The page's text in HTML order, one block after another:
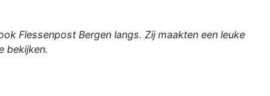
Flessenpost Bergen langs. Zij maakten een leuke
bekijken.